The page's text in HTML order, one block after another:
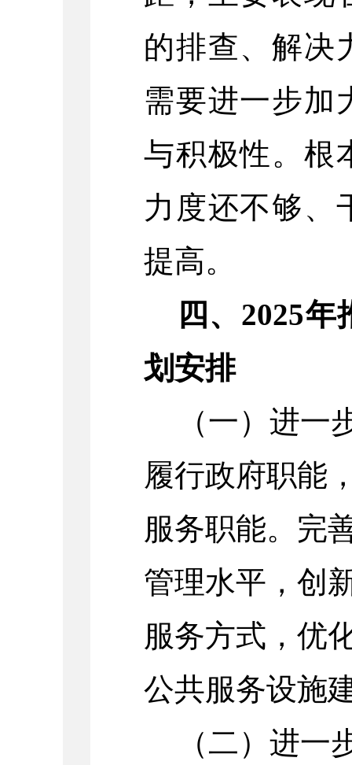
的排查、解决
需要进一步加
与积极性。根
力度还不够、
提高。
四、2025
划安排
（一）进
履行政府职能
服务职能。完
管理水平，创
服务方式，优
公共服务设施
（二）进一